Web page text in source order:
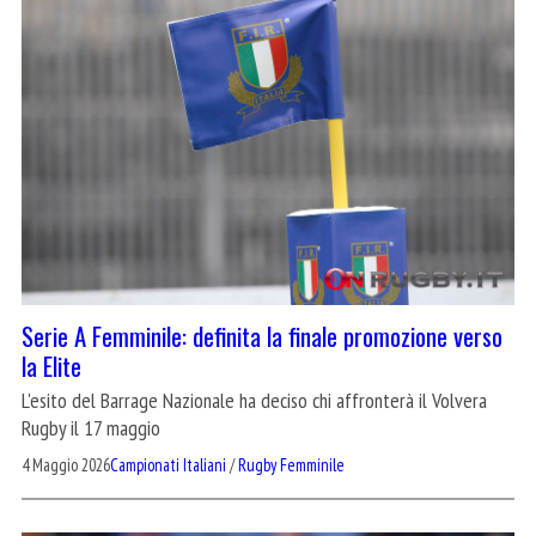
Serie A Femminile: definita la finale promozione verso
la Elite
L'esito del Barrage Nazionale ha deciso chi affronterà il Volvera
Rugby il 17 maggio
4 Maggio 2026Campionati Italiani /Rugby Femminile